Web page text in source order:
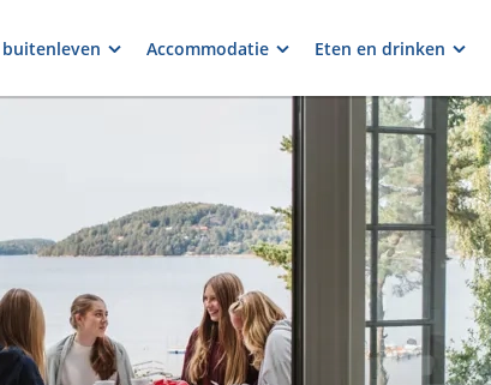
Accommodatie Eten en drinken